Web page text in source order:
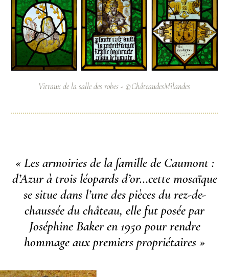
Vitraux de la salle des robes - ©ChâteaudesMilandes
« Les armoiries de la famille de Caumont :
d’Azur à trois léopards d’or…cette mosaïque
se situe dans l’une des pièces du rez-de-
chaussée du château, elle fut posée par
Joséphine Baker en 1950 pour rendre
hommage aux premiers propriétaires »